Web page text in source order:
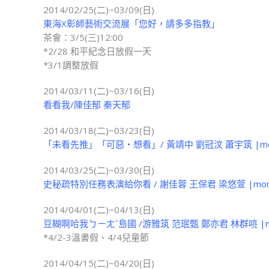
2014/02/25(二)~03/09(日)
東海X彰師藝術交流展「您好，請多多指教」
茶會：3/5(三)12:00
*2/28 和平紀念日放假一天
*3/1調整放假
2014/03/11(二)~03/16(日)
看看我/陳佳郁 秦天郁
2014/03/18(二)~03/23(日)
「未看先推」「可惡‧想看」/ 黃靖中 劉冠汶 蕭宇筑
2014/03/25(二)~03/30(日)
史秘疏特別任務表演給你看 / 謝佳蓉 王保君 梁悠萱
2014/04/01(二)~04/13(日)
豆糊啊哈我ㄅㄧㄤˋ島國 /游雅筑 范珉甄 鄭亦君 林群喨
*4/2-3溫書假、4/4兒童節
2014/04/15(二)~04/20(日)